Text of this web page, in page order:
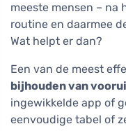
meeste mensen – na
routine en daarmee
Wat helpt er dan?
Een van de meest
bijhouden van
ingewikkelde app of
eenvoudige tabel of